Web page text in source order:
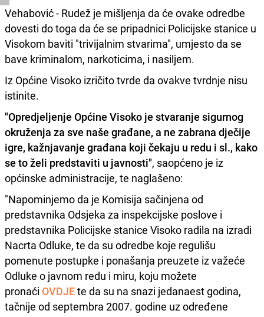
Vehabović - Rudež je mišljenja da će ovake odredbe
dovesti do toga da će se pripadnici Policijske stanice u
Visokom baviti "trivijalnim stvarima", umjesto da se
bave kriminalom, narkoticima, i nasiljem.
Iz Općine Visoko izričito tvrde da ovakve tvrdnje nisu
istinite.
"Opredjeljenje Općine Visoko je stvaranje sigurnog
okruženja za sve naše građane, a ne zabrana dječije
igre, kažnjavanje građana koji čekaju u redu i sl., kako
se to želi predstaviti u javnosti", saopćeno je iz
općinske administracije, te naglašeno:
"Napominjemo da je Komisija sačinjena od
predstavnika Odsjeka za inspekcijske poslove i
predstavnika Policijske stanice Visoko radila na izradi
Nacrta Odluke, te da su odredbe koje regulišu
pomenute postupke i ponašanja preuzete iz važeće
Odluke o javnom redu i miru, koju možete
pronaći OVDJEte da su na snazi jedanaest godina,
tačnije od septembra 2007. godine uz određene